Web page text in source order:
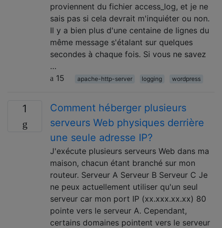
proviennent du fichier access_log, et je ne
sais pas si cela devrait m'inquiéter ou non.
Il y a bien plus d'une centaine de lignes du
même message s'étalant sur quelques
secondes à chaque fois. Si vous ne savez
…
15
apache-http-server logging wordpress
1
Comment héberger plusieurs
serveurs Web physiques derrière
une seule adresse IP?
J'exécute plusieurs serveurs Web dans ma
maison, chacun étant branché sur mon
routeur. Serveur A Serveur B Serveur C Je
ne peux actuellement utiliser qu'un seul
serveur car mon port IP (xx.xxx.xx.xx) 80
pointe vers le serveur A. Cependant,
certains domaines pointent vers le serveur